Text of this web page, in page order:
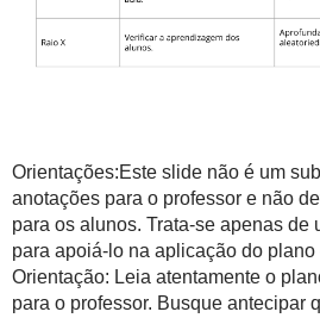
Orientações:Este slide não é um
anotações para o professor e não
para os alunos. Trata-se apenas de
para apoiá-lo na aplicação do
Orientação: Leia atentamente o
para o professor. Busque antecipar